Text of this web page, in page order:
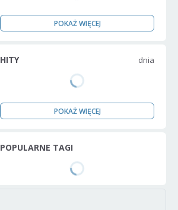
POKAŻ WIĘCEJ
HITY dnia
POKAŻ WIĘCEJ
POPULARNE TAGI